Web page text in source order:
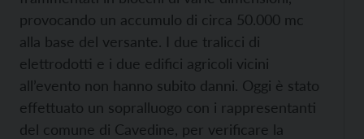
provocando un accumulo di circa 50.000 mc
alla base del versante. I due tralicci di
elettrodotti e i due edifici agricoli vicini
all’evento non hanno subito danni. Oggi è stato
effettuato un sopralluogo con i rappresentanti
del comune di Cavedine, per verificare la